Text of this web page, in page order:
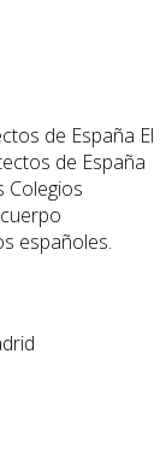
El
de España
Colegios
españoles.